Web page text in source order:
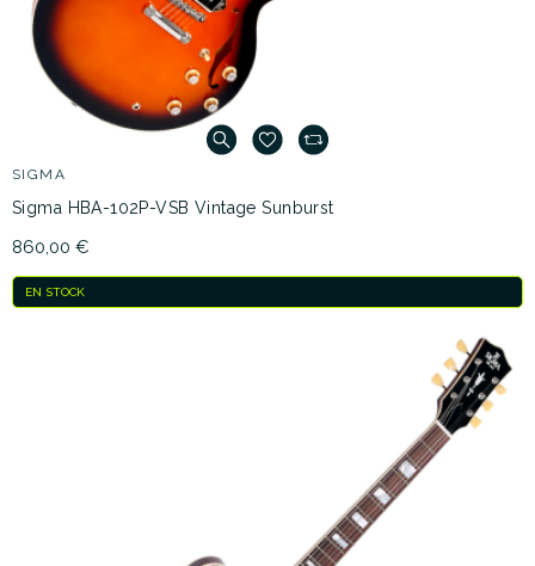
SIGMA
Sigma HBA-102P-VSB Vintage Sunburst
860,00 €
EN STOCK